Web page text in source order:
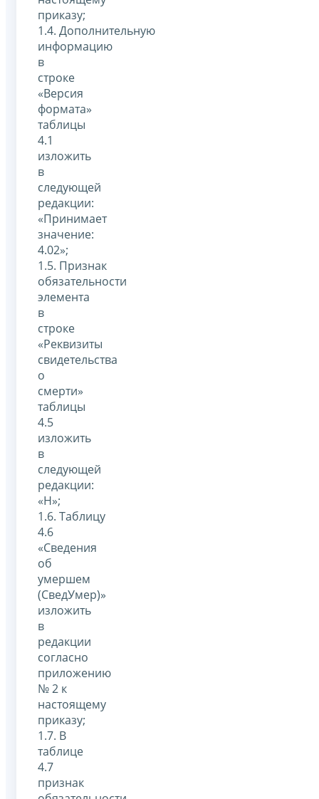
приказу;
1.4. Дополнительную
информацию
в
строке
«Версия
формата»
таблицы
4.1
изложить
в
следующей
редакции:
«Принимает
значение:
4.02»;
1.5. Признак
обязательности
элемента
в
строке
«Реквизиты
свидетельства
о
смерти»
таблицы
4.5
изложить
в
следующей
редакции:
«Н»;
1.6. Таблицу
4.6
«Сведения
об
умершем
(СведУмер)»
изложить
в
редакции
согласно
приложению
№ 2 к
настоящему
приказу;
1.7. В
таблице
4.7
признак